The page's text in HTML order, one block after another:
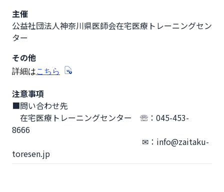
主催
公益社団法人神奈川県医師会在宅医療トレーニングセン
ター
その他
詳細はこちら
注意事項
■問い合わせ先
在宅医療トレーニングセンター　☏：045-453-
8666
✉：info@zaitaku-
toresen.jp